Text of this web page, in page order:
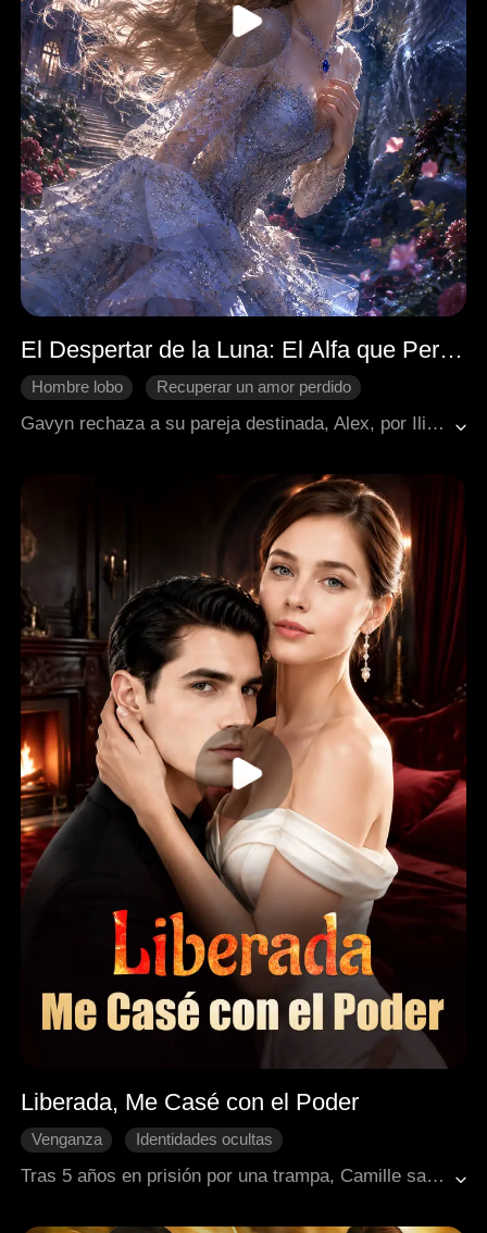
El Despertar de la Luna: El Alfa que Perdió Todo
Hombre lobo
Recuperar un amor perdido
Protagonista femenina y empoderada
Final Triste
Gavyn rechaza a su pareja destinada, Alex, por Iliana. Al descubrir que Iliana envenena a sus hijos, Alex rompe el vínculo con Gavyn y despierta su linaje de Loba Blanca. Rescatada por el Alfa Daniel Sosa, se transforma en una poderosa Luna. Cuando Gavyn descubre la verdad y suplica perdón, Alex lo rechaza públicamente, eligiendo a Daniel como su verdadero amor.
Liberada, Me Casé con el Poder
Venganza
Identidades ocultas
Enamorarse después del matrimonio
Romance moderno
Tras 5 años en prisión por una trampa, Camille sale y acepta un matrimonio por contrato con el poderoso Horatio. Ella busca venganza y él salvar a su abuelo, pero el trato pronto se convierte en amor verdadero.